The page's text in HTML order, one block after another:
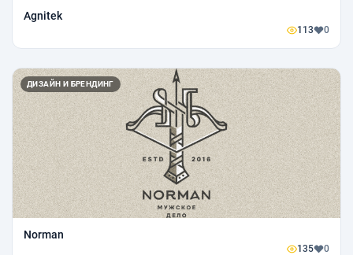
Agnitek
113 0
ДИЗАЙН И БРЕНДИНГ
Norman
135 0